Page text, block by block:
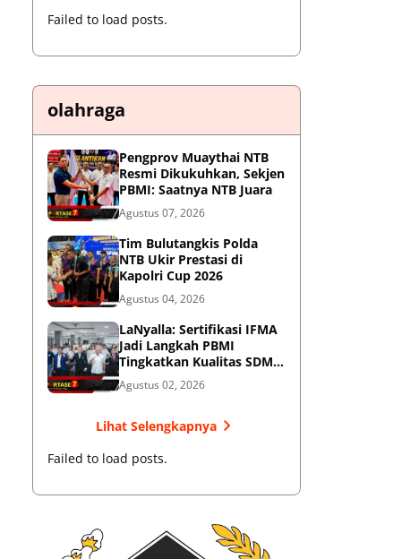
Failed to load posts.
olahraga
Pengprov Muaythai NTB
Resmi Dikukuhkan, Sekjen
PBMI: Saatnya NTB Juara
Agustus 07, 2026
Tim Bulutangkis Polda
NTB Ukir Prestasi di
Kapolri Cup 2026
Agustus 04, 2026
LaNyalla: Sertifikasi IFMA
Jadi Langkah PBMI
Tingkatkan Kualitas SDM
Muaythai
Agustus 02, 2026
Lihat Selengkapnya
Failed to load posts.